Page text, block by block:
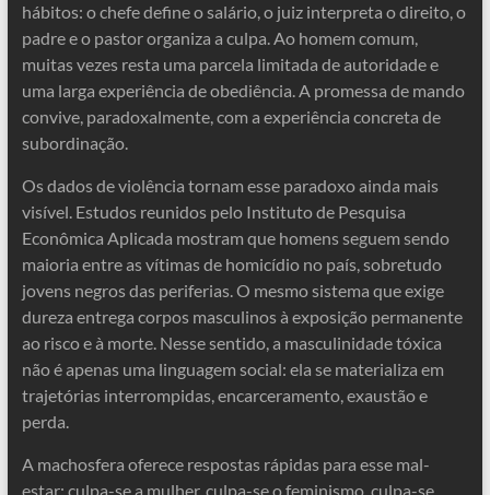
hábitos: o chefe define o salário, o juiz interpreta o direito, o
padre e o pastor organiza a culpa. Ao homem comum,
muitas vezes resta uma parcela limitada de autoridade e
uma larga experiência de obediência. A promessa de mando
convive, paradoxalmente, com a experiência concreta de
subordinação.
Os dados de violência tornam esse paradoxo ainda mais
visível. Estudos reunidos pelo Instituto de Pesquisa
Econômica Aplicada mostram que homens seguem sendo
maioria entre as vítimas de homicídio no país, sobretudo
jovens negros das periferias. O mesmo sistema que exige
dureza entrega corpos masculinos à exposição permanente
ao risco e à morte. Nesse sentido, a masculinidade tóxica
não é apenas uma linguagem social: ela se materializa em
trajetórias interrompidas, encarceramento, exaustão e
perda.
A machosfera oferece respostas rápidas para esse mal-
estar: culpa-se a mulher, culpa-se o feminismo, culpa-se